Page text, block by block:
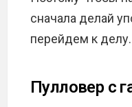
сначала делай
перейдем к делу.
Пулловер с